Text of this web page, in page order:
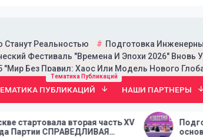
Станут Реальностью
Подготовка
Фестиваль "Времена И Эпохи 2026" Вновь
"Мир Без Правил: Хаос Или Модель Нового
газеты
ПУБЛИКАЦИЙ
Тематика Публикаций
НАШИ ПАРТНЕРЫ
часть XV
Подготовка
основа суверенитета